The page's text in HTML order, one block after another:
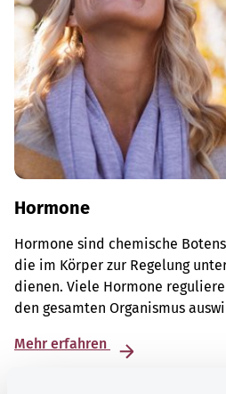
Hormone
Hormone sind chemische
die im Körper zur Regelung
dienen. Viele Hormone
den gesamten Organismus
Mehr erfahren